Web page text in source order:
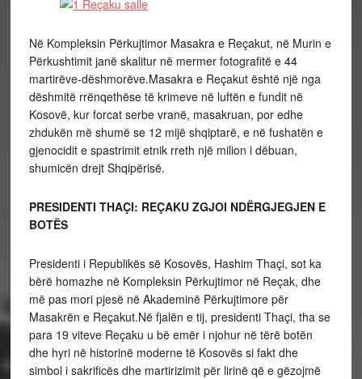
Në Kompleksin Përkujtimor Masakra e Reçakut, në Murin e
Përkushtimit janë skalitur në mermer fotografitë e 44
martirëve-dëshmorëve.Masakra e Reçakut është një nga
dëshmitë rrënqethëse të krimeve në luftën e fundit në
Kosovë, kur forcat serbe vranë, masakruan, por edhe
zhdukën më shumë se 12 mijë shqiptarë, e në fushatën e
gjenocidit e spastrimit etnik rreth një milion i dëbuan,
shumicën drejt Shqipërisë.
PRESIDENTI THAÇI: REÇAKU ZGJOI NDËRGJEGJEN E
BOTËS
Presidenti i Republikës së Kosovës, Hashim Thaçi, sot ka
bërë homazhe në Kompleksin Përkujtimor në Reçak, dhe
më pas mori pjesë në Akademinë Përkujtimore për
Masakrën e Reçakut.Në fjalën e tij, presidenti Thaçi, tha se
para 19 viteve Reçaku u bë emër i njohur në tërë botën
dhe hyri në historinë moderne të Kosovës si fakt dhe
simbol i sakrificës dhe martirizimit për lirinë që e gëzojmë